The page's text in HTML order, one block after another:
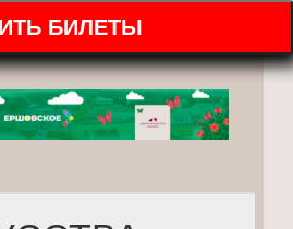
БИЛЕТЫ